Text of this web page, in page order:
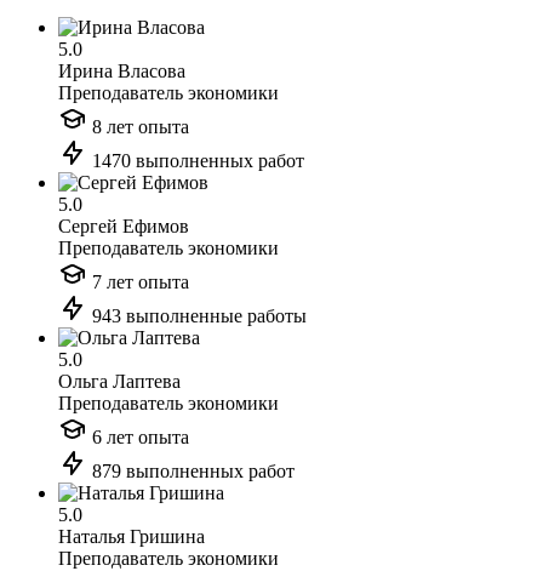
5.0
Ирина Власова
Преподаватель экономики
8 лет опыта
1470 выполненных работ
5.0
Сергей Ефимов
Преподаватель экономики
7 лет опыта
943 выполненные работы
5.0
Ольга Лаптева
Преподаватель экономики
6 лет опыта
879 выполненных работ
5.0
Наталья Гришина
Преподаватель экономики